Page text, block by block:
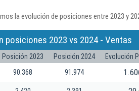
la evolución de posiciones entre 2023 y
posiciones 2023 vs 2024 - Ventas
Posición 2023 Posición 2024
Evolución
90.368 91.974